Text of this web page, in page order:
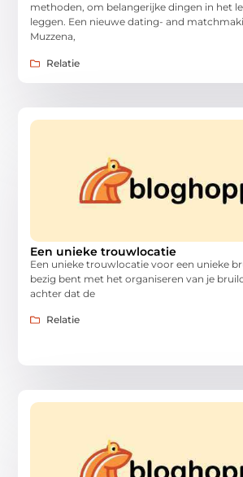
methoden, om belangerijke dingen in het
leggen. Een nieuwe dating- and
Muzzena,
Relatie
Een unieke trouwlocatie
Een unieke trouwlocatie voor een unieke
bezig bent met het organiseren van je
achter dat de
Relatie